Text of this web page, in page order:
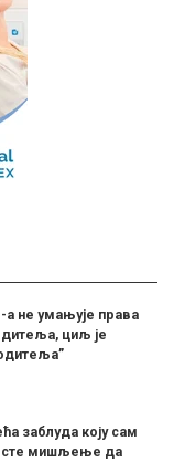
не умањује права
циљ је
заблуда коју сам
мишљење да